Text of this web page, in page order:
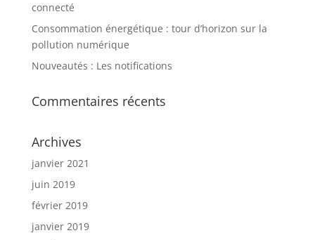
connecté
Consommation énergétique : tour d’horizon sur la
pollution numérique
Nouveautés : Les notifications
Commentaires récents
Archives
janvier 2021
juin 2019
février 2019
janvier 2019